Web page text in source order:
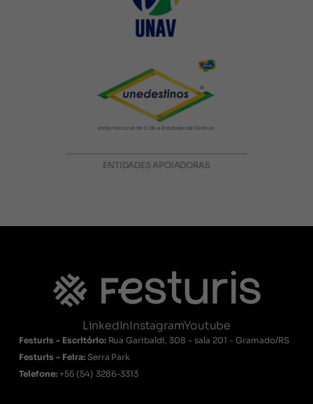
ENTIDADES APOIADORAS
LinkedInInstagramYoutube
Festuris - Escritório: Rua Garibaldi, 308 - sala 201 - Gramado/RS
Festuris - Feira: Serra Park
Telefone: +55 (54) 3286-3313